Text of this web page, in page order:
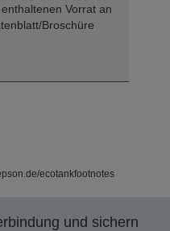
Vorrat an
Broschüre
ecotankfootnotes
und sichern